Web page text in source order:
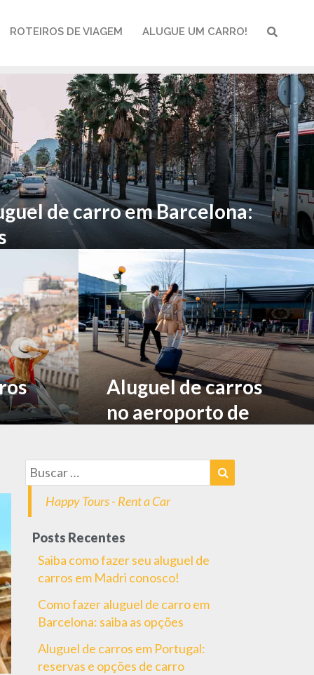
ROTEIROS DE VIAGEM ALUGUE UM CARRO!
de carro em Barcelona:
Aluguel de carros
no aeroporto de
retire
Happy Tours - Rent a Car
Posts Recentes
Saiba como fazer seu aluguel de
carros em Madri conosco!
Como fazer aluguel de carro em
Barcelona: saiba as opções
Aluguel de carros em Portugal:
reservas e opções de carro